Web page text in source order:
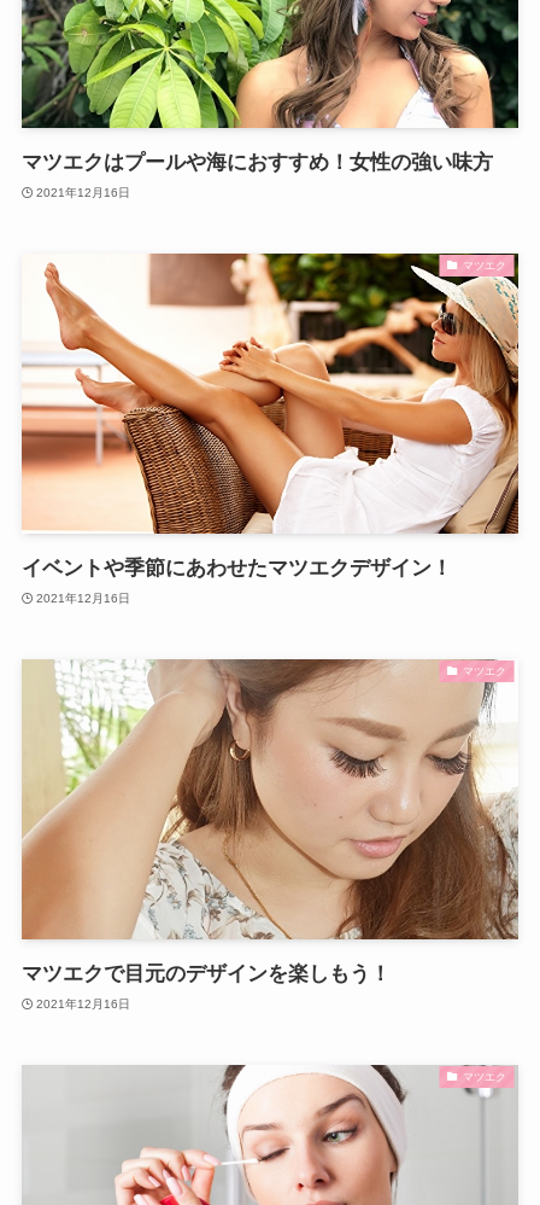
マツエクはプールや海におすすめ！女性の強い味方
2021年12月16日
マツエク
イベントや季節にあわせたマツエクデザイン！
2021年12月16日
マツエク
マツエクで目元のデザインを楽しもう！
2021年12月16日
マツエク